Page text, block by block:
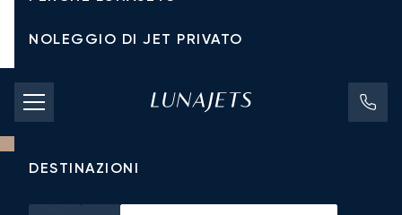
NOLEGGIO DI JET PRIVATO
TARIFFE DI NOLEGGIO
JET PRIVATI
DESTINAZIONI